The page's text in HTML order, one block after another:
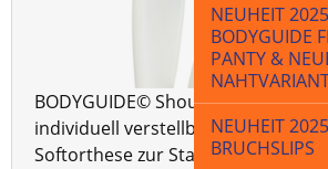
NEUHEIT
BODYGUIDE
PANTY &
NEUHEIT
BRUCHSLIPS
BODYGUIDE© Shoulder Support
individuell verstellbare
Softorthese zur Stabilisierung/